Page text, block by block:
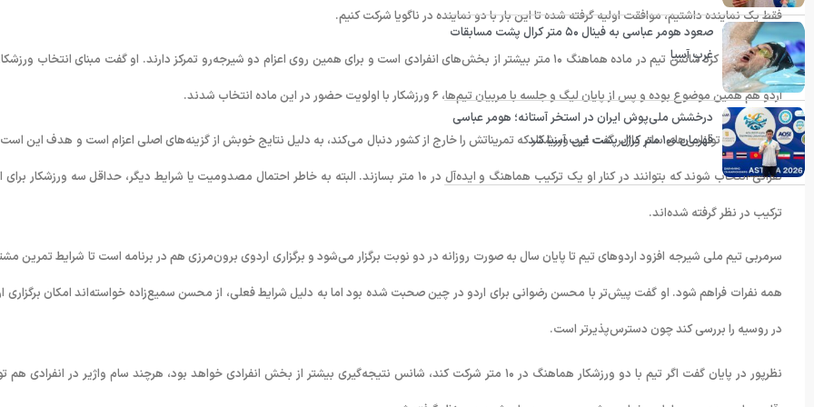
فقط یک نماینده داشتیم، موافقت اولیه گرفته شده تا این بار با دو نماینده در ناگویا شرکت کنیم.
نظرپور تأکید کرد شانس تیم در ماده هماهنگ ۱۰ متر بیشتر از بخش‌های انفرادی است و برای همین روی اعزام دو شیرجه‌رو تمرکز دارند. او گفت مبنای انتخاب
اردو هم همین موضوع بوده و پس از پایان لیگ و جلسه با مربیان تیم‌ها، ۶ ورزشکار با اولویت حضور در این ماده انتخاب شدند.
او با اشاره به توانایی‌های سام واژیر گفت این ورزشکار که تمریناتش را خارج از کشور دنبال می‌کند، به دلیل نتایج خوبش از گزینه‌های اصلی اعزام است و هدف این
نفراتی انتخاب شوند که بتوانند در کنار او یک ترکیب هماهنگ و ایده‌آل در ۱۰ متر بسازند. البته به خاطر احتمال مصدومیت یا شرایط دیگر، حداقل سه ورزشکار
ترکیب در نظر گرفته شده‌اند.
سرمربی تیم ملی شیرجه افزود اردوهای تیم تا پایان سال به صورت روزانه در دو نوبت برگزار می‌شود و برگزاری اردوی برون‌مرزی هم در برنامه است تا شرایط تمرین
همه نفرات فراهم شود. او گفت پیش‌تر با محسن رضوانی برای اردو در چین صحبت شده بود اما به دلیل شرایط فعلی، از محسن سمیع‌زاده خواسته‌اند امکان برگزاری
در روسیه را بررسی کند چون دسترس‌پذیرتر است.
نظرپور در پایان گفت اگر تیم با دو ورزشکار هماهنگ در ۱۰ متر شرکت کند، شانس نتیجه‌گیری بیشتر از بخش انفرادی خواهد بود، هرچند سام واژیر در انفرادی
صعود هومر عباسی به فینال ۵۰ متر کرال پشت مسابقات
غرب آسیا
درخشش ملی‌پوش ایران در استخر آستانه؛ هومر عباسی
قهرمان ۱۰۰ متر کرال پشت غرب آسیا شد